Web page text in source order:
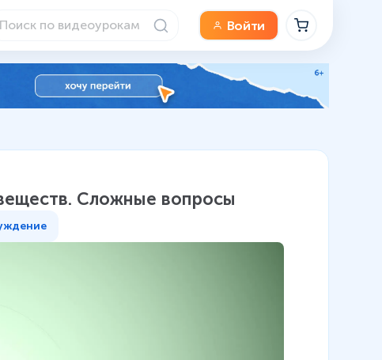
Войти
Сложные вопросы